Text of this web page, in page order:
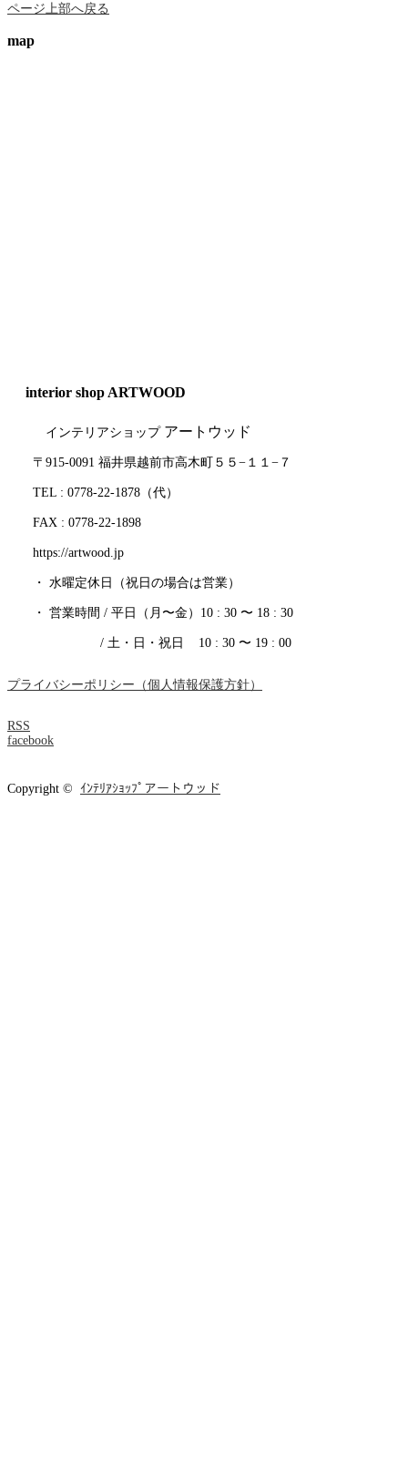
ページ上部へ戻る
map
interior shop ARTWOOD
インテリアショップ アートウッド
〒915-0091 福井県越前市高木町５５−１１−７
TEL : 0778-22-1878（代）
FAX : 0778-22-1898
https://artwood.jp
・ 水曜定休日（祝日の場合は営業）
・ 営業時間 / 平日（月〜金）10 : 30 〜 18 : 30
/ 土・日・祝日 10 : 30 〜 19 : 00
プライバシーポリシー（個人情報保護方針）
RSS
facebook
Copyright © ｲﾝﾃﾘｱｼｮｯﾌﾟアートウッド